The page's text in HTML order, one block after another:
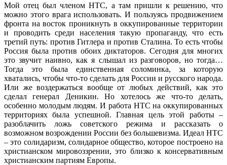
Мой отец был членом НТС, а там пришли к решению, что
можно этого врага использовать. И пользуясь продвижением
фронта на восток проникнуть в оккупированные территории
и проводить среди населения такую пропаганду, что есть
третий путь: против Гитлера и против Сталина. То есть чтобы
Россия была против обоих диктаторов. Сегодня для многих
это звучит наивно, как я слышал из разговоров, но тогда…
Тогда это была единственная соломинка, за которую
хватались, чтобы что-то сделать для России и русского народа.
Или же воздержаться вообще от любых действий, как это
сделал генерал Деникин. Но хотелось же что-то делать,
особенно молодым людям. И работа НТС на оккупированных
территориях была успешной. Главная цель этой работы –
разоблачить ложь советского режима и рассказать о
возможном возрождении России без большевизма. Идеал НТС
– это солидаризм, солидарное общество, которое построено на
христианском мировоззрении, это близко к консервативным
христианским партиям Европы.